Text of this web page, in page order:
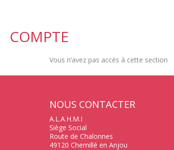
COMPTE
Vous n’avez pas accès à cette section
NOUS CONTACTER
A.L.A.H.M.I
Siège Social
Route de Chalonnes
49120 Chemillé en Anjou